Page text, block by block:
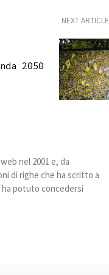
NEXT ARTICLE
2050
nel 2001 e, da
di righe che ha scritto a
potuto concedersi